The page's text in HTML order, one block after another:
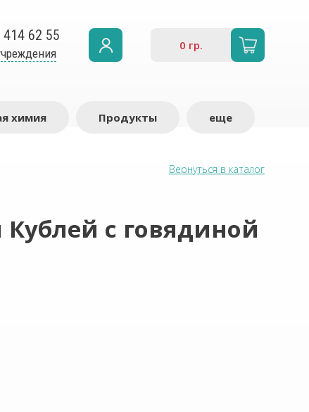
414 62 55
0 гр.
химия Продукты еще
Вернуться в каталог
с говядиной